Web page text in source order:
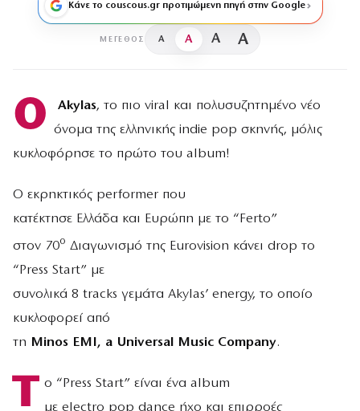
Κάνε το couscous.gr προτιμώμενη πηγή στην Google
ΜΈΓΕΘΟΣ A A A A
Ο Akylas, το πιο viral και πολυσυζητημένο νέο
όνομα της ελληνικής indie pop σκηνής, μόλις
κυκλοφόρησε το πρώτο του album!
Ο εκρηκτικός performer που
κατέκτησε Ελλάδα και Ευρώπη με το “Ferto”
στον 70ο Διαγωνισμό της Eurovision κάνει drop το
“Press Start” με
συνολικά 8 tracks γεμάτα Akylas’ energy, το οποίο
κυκλοφορεί από
τη Minos EMI, a Universal Music Company.
Τ ο “Press Start” είναι ένα album
με electro pop dance ήχο και επιρροές